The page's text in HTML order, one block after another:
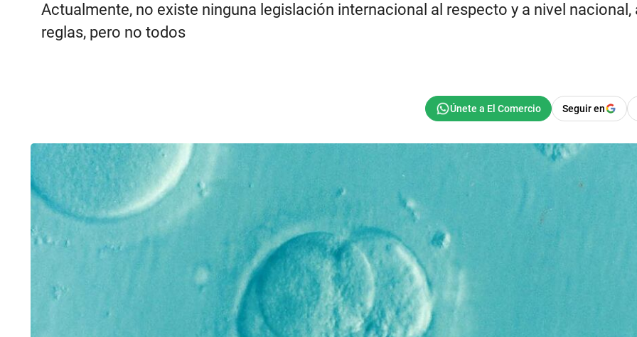
Actualmente, no existe ninguna legislación internacional al respecto y a nivel
reglas, pero no todos
Seguir en